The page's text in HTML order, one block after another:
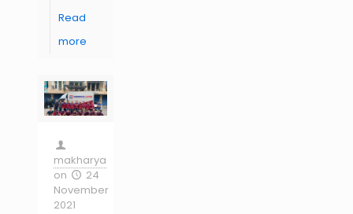
Read
more
makharya
on
24
November
2021